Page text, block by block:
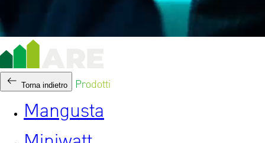
Torna indietro Prodotti
Mangusta